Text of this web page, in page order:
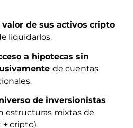
valor de sus activos cripto
liquidarlos.
a hipotecas sin
de cuentas
de inversionistas
estructuras mixtas de
cripto).